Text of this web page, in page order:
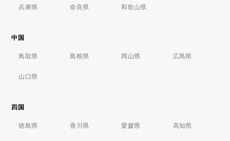
兵庫県 奈良県 和歌山県
中国
鳥取県 島根県 岡山県 広島県
山口県
四国
徳島県 香川県 愛媛県 高知県